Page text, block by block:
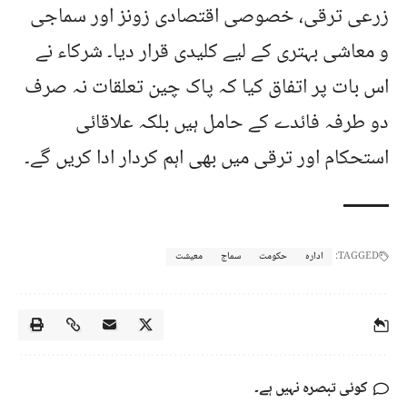
زرعی ترقی، خصوصی اقتصادی زونز اور سماجی
و معاشی بہتری کے لیے کلیدی قرار دیا۔ شرکاء نے
اس بات پر اتفاق کیا کہ پاک چین تعلقات نہ صرف
دو طرفہ فائدے کے حامل ہیں بلکہ علاقائی
استحکام اور ترقی میں بھی اہم کردار ادا کریں گے۔
TAGGED: ادارہ حکومت سماج معیشت
کوئی تبصرہ نہیں ہے۔